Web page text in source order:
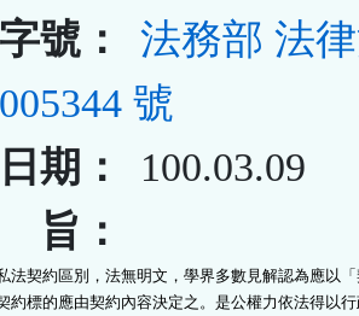
號：
法務部 法
號
期：
100.03.09
：
法契約區別，法無明文，學界多數見解認為應以
約標的應由契約內容決定之。是公權力依法得以